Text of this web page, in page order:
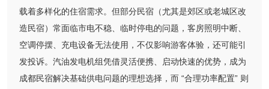
载着多样化的住宿需求。但部分民宿（尤其是郊区或老城区改
造民宿）常面临市电不稳、临时停电的问题，客房照明中断、
空调停摆、充电设备无法使用，不仅影响游客体验，还可能引
发投诉。汽油发电机组凭借灵活便携、启动快速的优势，成为
成都民宿解决基础供电问题的理想选择，而 “合理功率配置” 则